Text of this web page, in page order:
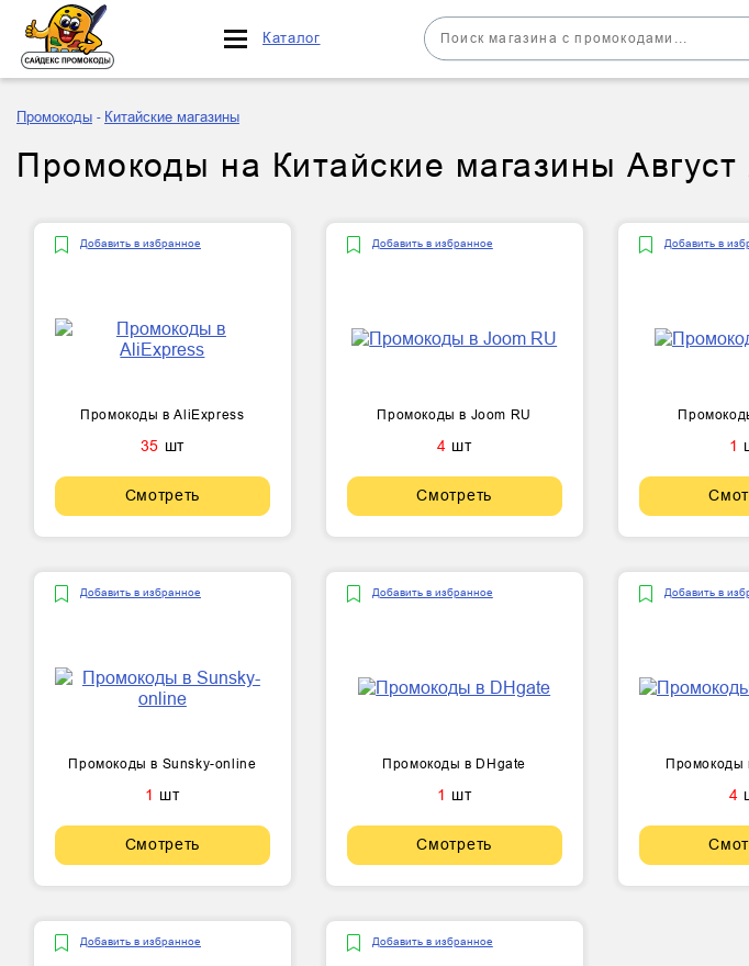
Промокоды Китайские магазины
Промокоды на Китайские магазины Август
Добавить в избранное
Промокоды в AliExpress
35 шт
Смотреть
Добавить в избранное
Промокоды в Joom RU
4 шт
Смотреть
Добавить в
1
Добавить в избранное
Промокоды в Sunsky-online
1 шт
Смотреть
Добавить в избранное
Промокоды в DHgate
1 шт
Смотреть
Добавить в
Промокоды
4
Добавить в избранное Добавить в избранное
Каталог